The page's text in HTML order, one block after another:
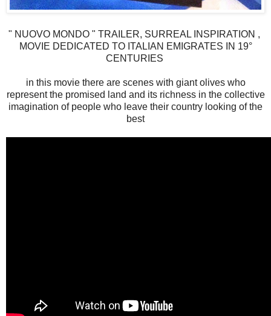
" NUOVO MONDO " TRAILER, SURREAL INSPIRATION ,
MOVIE DEDICATED TO ITALIAN EMIGRATES IN 19°
CENTURIES
in this movie there are scenes with giant olives who
represent the promised land and its richness in the collective
imagination of people who leave their country looking of the
best